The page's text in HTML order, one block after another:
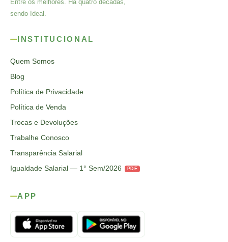
Entre os melhores. Há quatro décadas,
sendo Ideal.
INSTITUCIONAL
Quem Somos
Blog
Política de Privacidade
Política de Venda
Trocas e Devoluções
Trabalhe Conosco
Transparência Salarial
Igualdade Salarial — 1° Sem/2026
PDF
APP